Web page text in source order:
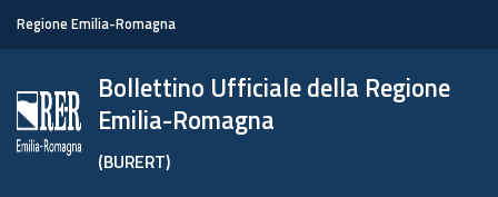
Regione Emilia-Romagna
Bollettino Ufficiale della Regione
Emilia-Romagna
(BURERT)